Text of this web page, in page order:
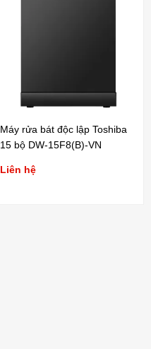
Máy rửa bát độc lập Toshiba
15 bộ DW-15F8(B)-VN
Liên hệ